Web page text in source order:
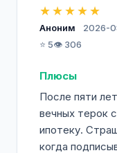
★★★★★
Аноним
2026-
⭐ 5👁️ 306
Плюсы
После пяти
вечных терок
ипотеку.
когда